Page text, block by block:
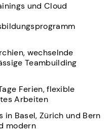
und Cloud
wechselnde
Teambuilding
Ferien, flexible
Arbeiten
in Basel, Zürich und Bern
modern